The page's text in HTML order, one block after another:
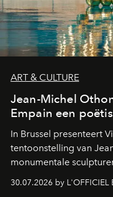
ART & CULTURE
Jean-Michel
Empain een
In Brussel presenteert
tentoonstelling van
monumentale
fonkelend Murano-glas
een emotionele reis
30.07.2026 by